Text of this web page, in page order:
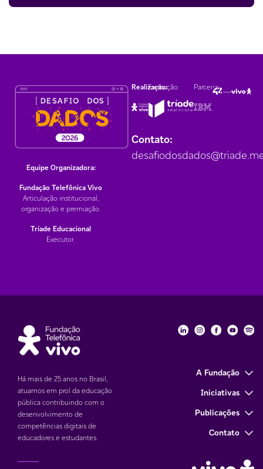
Equipe Organizadora:
Fundação Telefônica Vivo
Articulação institucional,
organização e premiação.
Tríade Educacional
Executor.
Realização:
Execução: Parceria:
Contato:
Há mais de 25 anos no Brasil,
atuamos em prol da educação
pública contribuindo com o
desenvolvimento de
competências digitais de
educadores e estudantes.
Fundação
Fundação
A Fundação
Iniciativas
Publicações
Contato